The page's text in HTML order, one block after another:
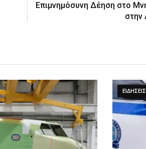
Επιμνημόσυνη Δέηση στο
στην
ΕΙΔΉΣΕΙΣ